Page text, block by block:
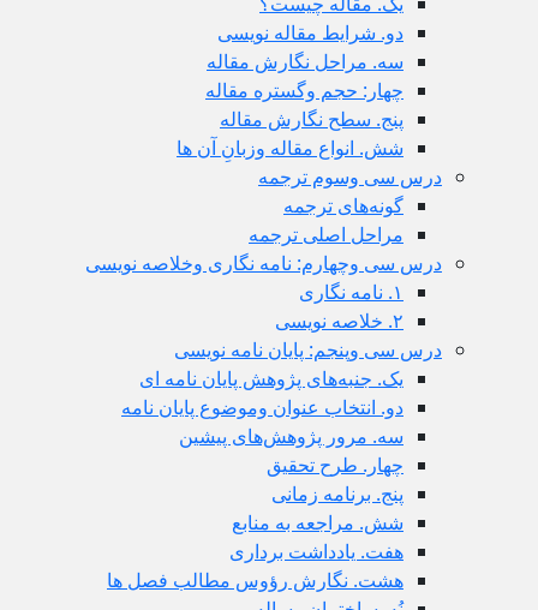
دو. شرایط مقاله نویسی
سه. مراحل نگارش مقاله
چهار: حجم وگستره مقاله
پنج. سطح نگارش مقاله
شش. انواع مقاله وزبانِ آن ها
درس سى وسوم ترجمه
گونه‌های ترجمه
مراحل اصلی ترجمه
درس سى وچهارم: نامه نگاری وخلاصه نویسی
١. نامه نگاری
٢. خلاصه نویسی
درس سی وپنجم: پایان نامه نویسی
یک. جنبه‌های پژوهش پایان نامه ای
دو. انتخاب عنوان وموضوع پایان نامه
سه. مرور پژوهش‌های پیشین
چهار. طرح تحقیق
پنج. برنامه زمانی
شش. مراجعه به منابع
هفت. یادداشت برداری
هشت. نگارش رؤوس مطالب فصل ها